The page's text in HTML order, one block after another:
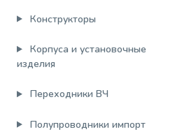
Конструкторы
Корпуса и установочные
изделия
Переходники ВЧ
Полупроводники импорт